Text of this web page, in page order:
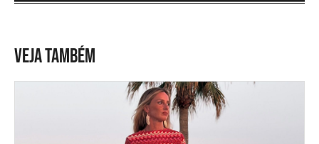
VEJA TAMBÉM